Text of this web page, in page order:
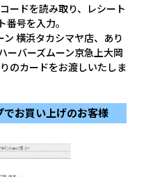
ードを読み取り、レシート
号を入力。
横浜タカシマヤ店、あり
ーバーズムーン京急上大岡
のカードをお渡しいたしま
お買い上げのお客様